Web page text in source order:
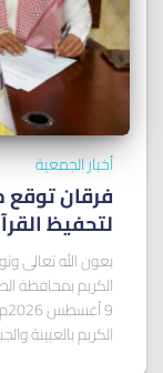
أخبار الجمعية
فرقان
لتحفيظ
بعون الله تعالى
الكريم بالعيينة